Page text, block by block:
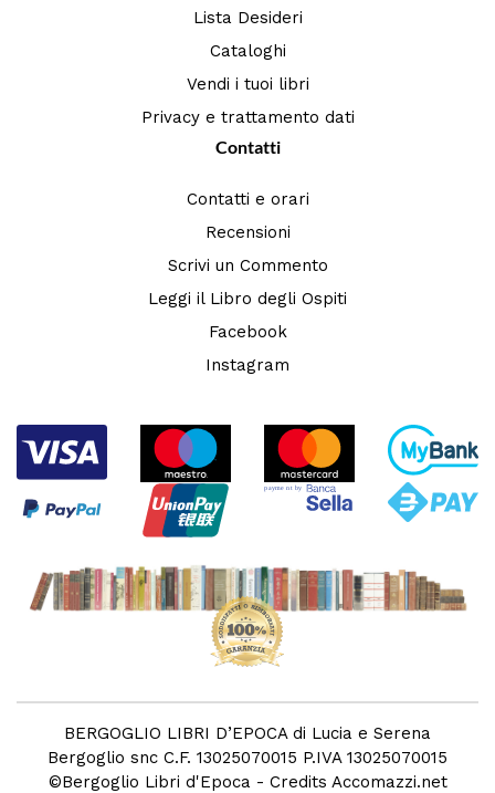
Lista Desideri
Cataloghi
Vendi i tuoi libri
Privacy e trattamento dati
Contatti
Contatti e orari
Recensioni
Scrivi un Commento
Leggi il Libro degli Ospiti
Facebook
Instagram
BERGOGLIO LIBRI D’EPOCA di Lucia e Serena
Bergoglio snc C.F. 13025070015 P.IVA 13025070015
©Bergoglio Libri d'Epoca - Credits Accomazzi.net